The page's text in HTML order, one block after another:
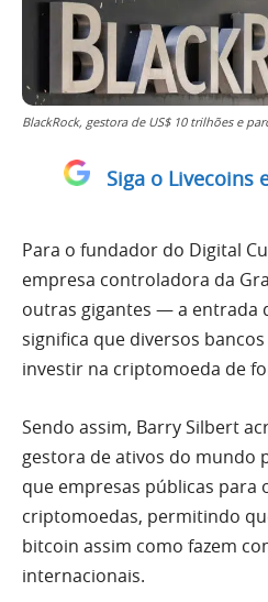
BlackRock, gestora de US$ 10 trilhões e
Siga o Livecoins
Para o fundador do Digital
empresa controladora da
outras gigantes — a entrada
significa que diversos
investir na criptomoeda de
Sendo assim, Barry Silbert
gestora de ativos do mundo
que empresas públicas para
criptomoedas, permitindo
bitcoin assim como fazem
internacionais.